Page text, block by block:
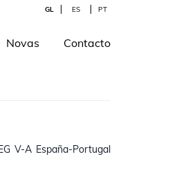
GL ES PT
Novas Contacto
V-A España-Portugal